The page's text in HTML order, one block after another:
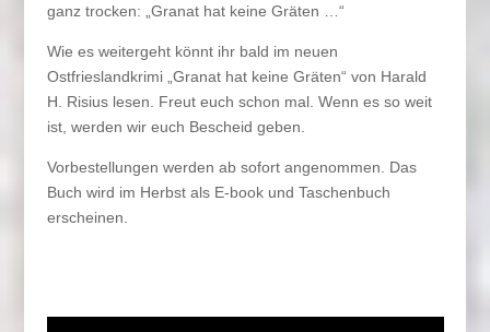
ganz trocken: „Granat hat keine Gräten …“
Wie es weitergeht könnt ihr bald im neuen
Ostfrieslandkrimi „Granat hat keine Gräten“ von Harald
H. Risius lesen. Freut euch schon mal. Wenn es so weit
ist, werden wir euch Bescheid geben.
Vorbestellungen werden ab sofort angenommen. Das
Buch wird im Herbst als E-book und Taschenbuch
erscheinen.